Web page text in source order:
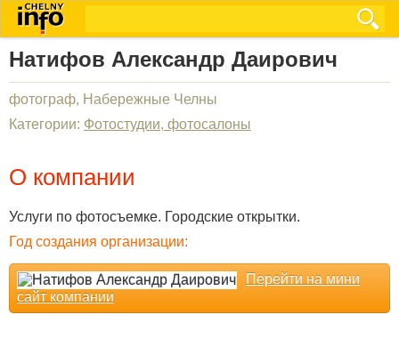
Натифов Александр Даирович
фотограф, Набережные Челны
Категории: Фотостудии, фотосалоны
О компании
Услуги по фотосъемке. Городские открытки.
Год создания организации:
Перейти на мини
сайт компании